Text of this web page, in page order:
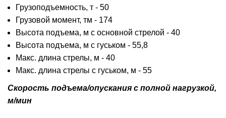
Грузоподъемность, т - 50
Грузовой момент, тм - 174
Высота подъема, м с основной стрелой - 40
Высота подъема, м с гуськом - 55,8
Макс. длина стрелы, м - 40
Макс. длина стрелы с гуськом, м - 55
Скорость подъема/опускания с полной нагрузкой,
м/мин